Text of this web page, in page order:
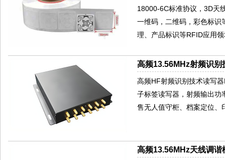
18000-6C标准协议，3D天
一维码，二维码，彩色标识
理、产品标识等RFID应用
高频13.56MHz射频识
高频HF射频识别技术读写
子标签读写器，射频输出功
售无人值守柜、档案定位、
高频13.56MHz天线调